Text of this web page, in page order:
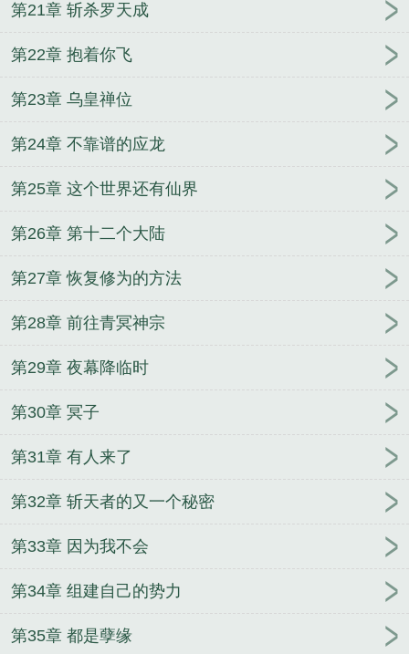
第21章 斩杀罗天成
第22章 抱着你飞
第23章 乌皇禅位
第24章 不靠谱的应龙
第25章 这个世界还有仙界
第26章 第十二个大陆
第27章 恢复修为的方法
第28章 前往青冥神宗
第29章 夜幕降临时
第30章 冥子
第31章 有人来了
第32章 斩天者的又一个秘密
第33章 因为我不会
第34章 组建自己的势力
第35章 都是孽缘